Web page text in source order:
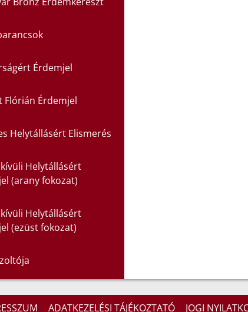
Érdemjel
Flórián Érdemjel
Helytállásért Elismerés
Helytállásért
(arany fokozat)
Helytállásért
(ezüst fokozat)
ADATKEZELÉSI TÁJÉKOZTATÓ JOGI